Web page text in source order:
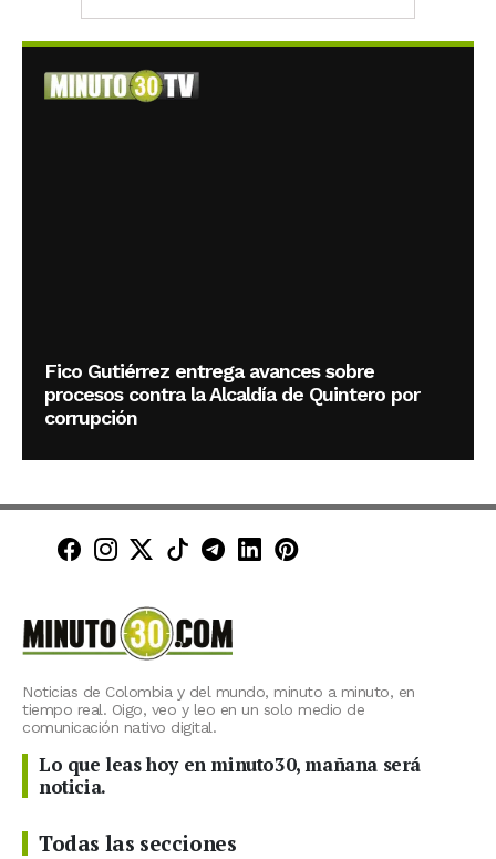
Fico Gutiérrez entrega avances sobre
procesos contra la Alcaldía de Quintero por
corrupción
Minuto30 en Facebook
Minuto30 en Instagram
Minuto30 en X (Twitter)
Minuto30 en TikTok
Canal de Minuto30 en
Minuto30 en LinkedIn
Minuto30 en
Noticias de Colombia y del mundo, minuto a minuto, en
tiempo real. Oigo, veo y leo en un solo medio de
comunicación nativo digital.
Lo que leas hoy en minuto30, mañana será
noticia.
Todas las secciones